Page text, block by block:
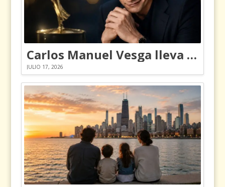
Carlos Manuel Vesga lleva el nombre de Colombia a los Emmy
JULIO 17, 2026